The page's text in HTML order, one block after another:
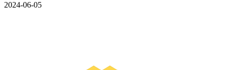
2024-06-05